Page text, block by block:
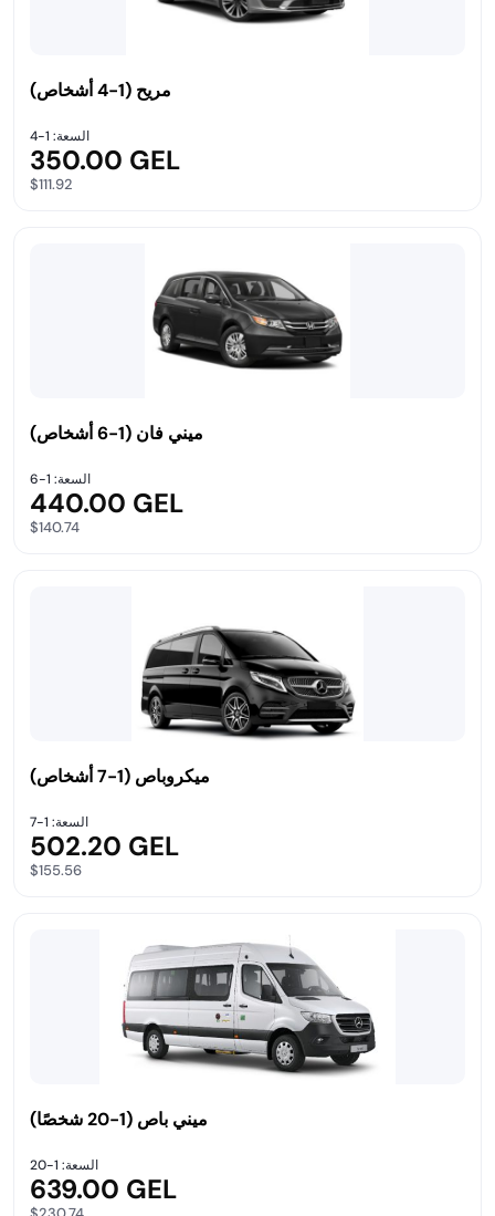
مريح (1-4 أشخاص)
السعة: 1-4
350.00 GEL
$111.92
ميني فان (1-6 أشخاص)
السعة: 1-6
440.00 GEL
$140.74
ميكروباص (1-7 أشخاص)
السعة: 1-7
502.20 GEL
$155.56
ميني باص (1-20 شخصًا)
السعة: 1-20
639.00 GEL